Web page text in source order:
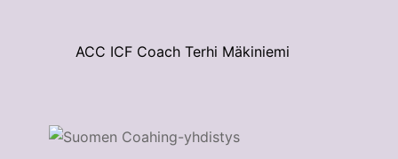
ACC ICF Coach Terhi Mäkiniemi